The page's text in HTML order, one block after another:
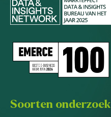
Soorten onderzoek